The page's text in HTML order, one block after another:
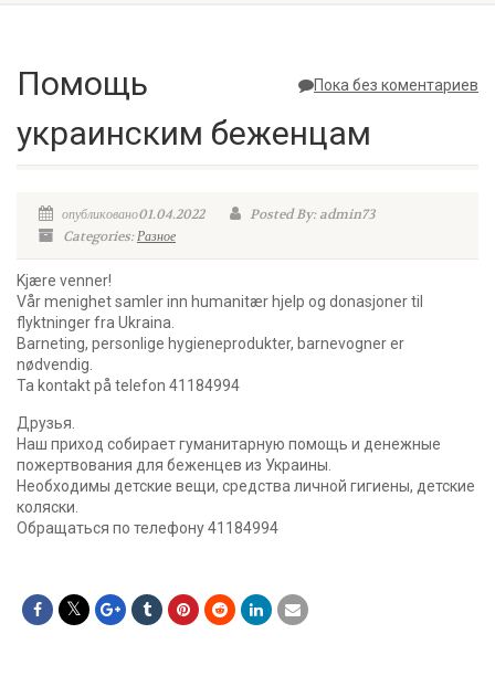
Пока без коментариев
Помощь
украинским беженцам
опубликовано01.04.2022
Posted By: admin73
Categories:Разное
Kjære venner!
Vår menighet samler inn humanitær hjelp og donasjoner til
flyktninger fra Ukraina.
Barneting, personlige hygieneprodukter, barnevogner er
nødvendig.
Ta kontakt på telefon 41184994
Друзья.
Наш приход собирает гуманитарную помощь и денежные
пожертвования для беженцев из Украины.
Необходимы детские вещи, средства личной гигиены, детские
коляски.
Обращаться по телефону 41184994